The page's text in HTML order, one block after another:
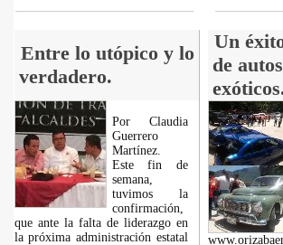
Entre lo utópico y lo
verdadero.
Un
de
Por Claudia
Guerrero
Martínez.
Este fin de
semana,
tuvimos la
confirmación,
que ante la falta de liderazgo en
la próxima administración estatal